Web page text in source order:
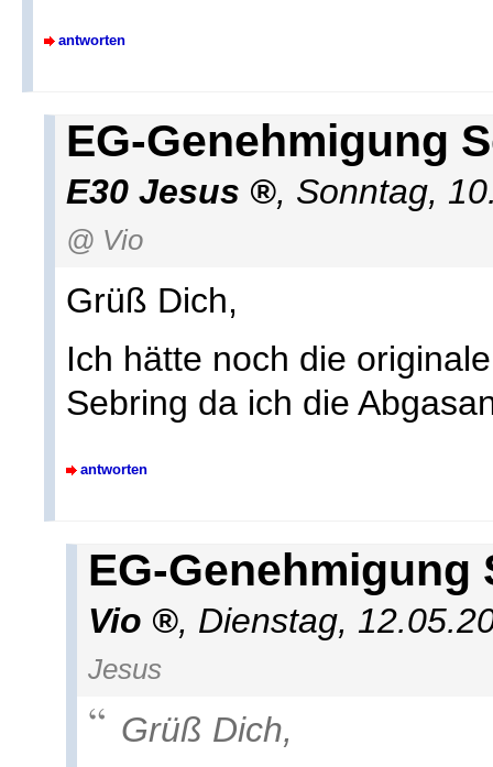
antworten
EG-Genehmigung
E30 Jesus , Sonntag,
@ Vio
Grüß Dich,
Ich hätte noch die
Sebring da ich die
antworten
EG-Genehmigung
Vio , Dienstag,
Jesus
Grüß Dich,